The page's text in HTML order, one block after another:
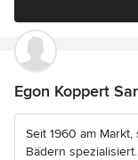
Egon Koppert
Seit 1960 am
Bädern